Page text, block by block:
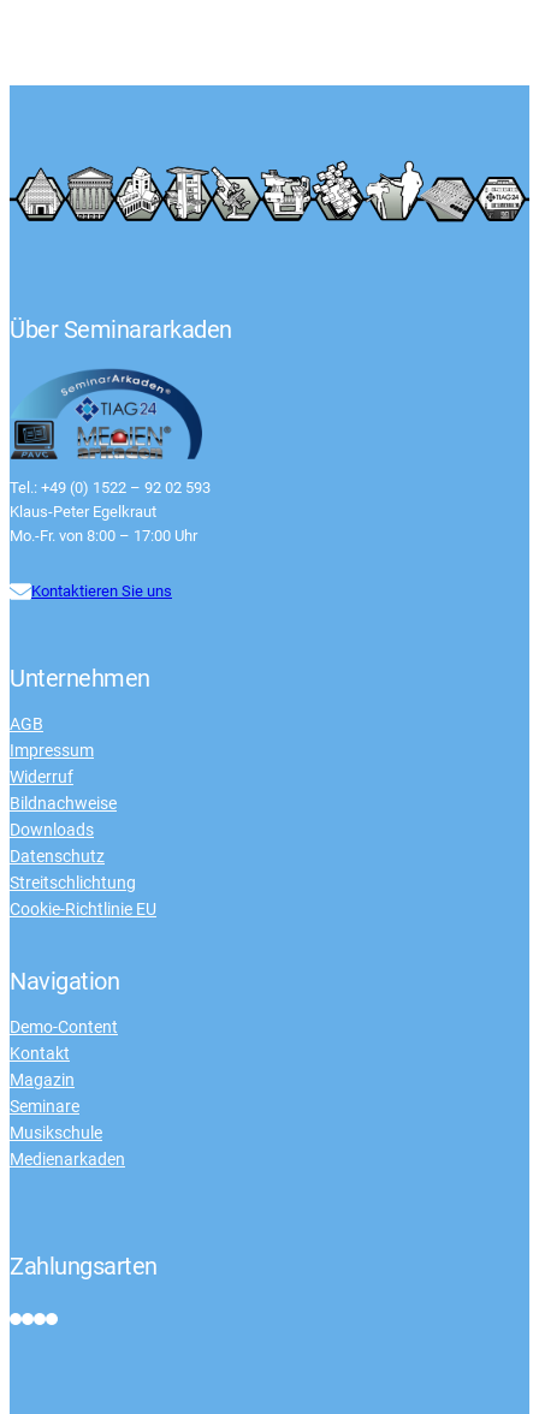
Über Seminararkaden
Tel.: +49 (0) 1522 – 92 02 593
Klaus-Peter Egelkraut
Mo.-Fr. von 8:00 – 17:00 Uhr
Kontaktieren Sie uns
Unternehmen
AGB
Impressum
Widerruf
Bildnachweise
Downloads
Datenschutz
Streitschlichtung
Cookie-Richtlinie EU
Navigation
Demo-Content
Kontakt
Magazin
Seminare
Musikschule
Medienarkaden
Zahlungsarten